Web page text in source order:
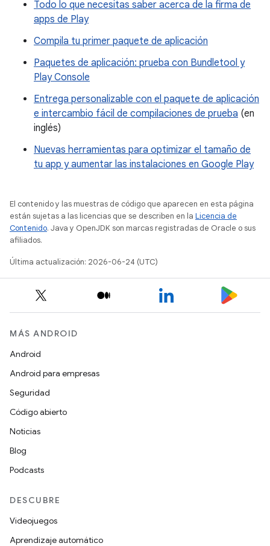
Todo lo que necesitas saber acerca de la firma de
apps de Play
Compila tu primer paquete de aplicación
Paquetes de aplicación: prueba con Bundletool y
Play Console
Entrega personalizable con el paquete de aplicación
e intercambio fácil de compilaciones de prueba (en
inglés)
Nuevas herramientas para optimizar el tamaño de
tu app y aumentar las instalaciones en Google Play
El contenido y las muestras de código que aparecen en esta página
están sujetas a las licencias que se describen en la Licencia de
Contenido. Java y OpenJDK son marcas registradas de Oracle o sus
afiliados.
Última actualización: 2026-06-24 (UTC)
MÁS ANDROID
Android
Android para empresas
Seguridad
Código abierto
Noticias
Blog
Podcasts
DESCUBRE
Videojuegos
Aprendizaje automático